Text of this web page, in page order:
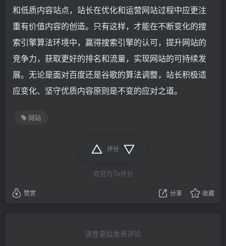
和低质内容站点，站长在优化和运营网站过程中应更注
重有价值内容的创造。只有这样，才能在不断变化的搜
索引擎算法环境中，赢得搜索引擎的认可，提升网站的
竞争力，获取更好的排名和流量，实现网站的可持续发
展。无论是面对百度还是谷歌的算法调整，站长积极适
应变化、坚守优质内容原则是不变的应对之道。
网站
评分
欢迎为Ta评分
赞赏 分享 收藏
请登录后发表评论